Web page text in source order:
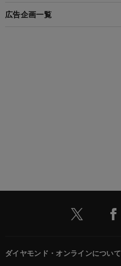
広告企画一覧
ダイヤモンド・オンラインについて